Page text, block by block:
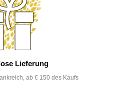
Lieferung
ab € 150 des Kaufs